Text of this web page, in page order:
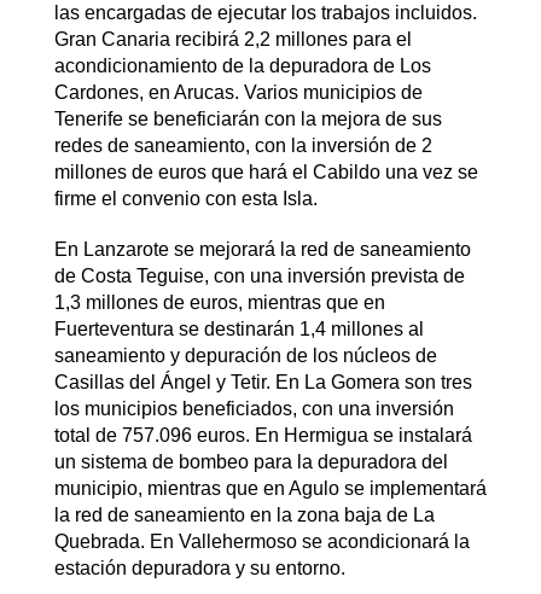
las encargadas de ejecutar los trabajos incluidos.
Gran Canaria recibirá 2,2 millones para el
acondicionamiento de la depuradora de Los
Cardones, en Arucas. Varios municipios de
Tenerife se beneficiarán con la mejora de sus
redes de saneamiento, con la inversión de 2
millones de euros que hará el Cabildo una vez se
firme el convenio con esta Isla.
En Lanzarote se mejorará la red de saneamiento
de Costa Teguise, con una inversión prevista de
1,3 millones de euros, mientras que en
Fuerteventura se destinarán 1,4 millones al
saneamiento y depuración de los núcleos de
Casillas del Ángel y Tetir. En La Gomera son tres
los municipios beneficiados, con una inversión
total de 757.096 euros. En Hermigua se instalará
un sistema de bombeo para la depuradora del
municipio, mientras que en Agulo se implementará
la red de saneamiento en la zona baja de La
Quebrada. En Vallehermoso se acondicionará la
estación depuradora y su entorno.